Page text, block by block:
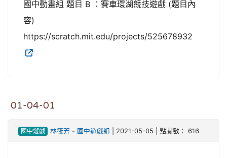
國中動畫組 題目 B ：賽車環湖競技遊戲 (題目內
容)
https://scratch.mit.edu/projects/525678932
01-04-01
國中遊戲 林筱芳 - 國中遊戲組 | 2021-05-05 | 點閱數： 616